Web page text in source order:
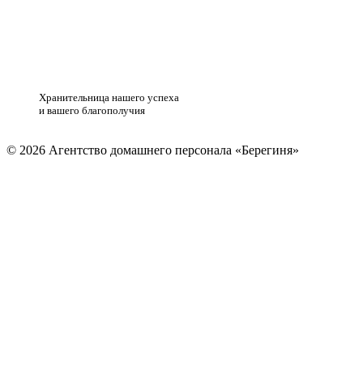
Хранительница нашего успеха
и вашего благополучия
© 2026 Агентство домашнего персонала «Берегиня»